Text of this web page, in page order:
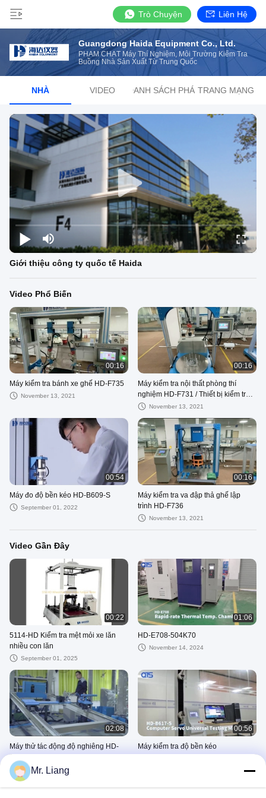
Trò Chuyện Liên Hệ
Guangdong Haida Equipment Co., Ltd.
PHẨM CHẤT Máy Thí Nghiệm, Môi Trường Kiểm Tra
Buồng Nhà Sản Xuất Từ ​​Trung Quốc
NHÀ VIDEO DANH SÁCH PHÁTTRANG MẠNG
Giới thiệu công ty quốc tế Haida
Video Phổ Biến
00:16
Máy kiểm tra bánh xe ghế HD-F735
November 13, 2021
00:16
Máy kiểm tra nội thất phòng thí
nghiệm HD-F731 / Thiết bị kiểm tra
xoay ghế văn phòng
November 13, 2021
00:54
Máy đo độ bền kéo HD-B609-S
September 01, 2022
00:16
Máy kiểm tra va đập thả ghế lập
trình HD-F736
November 13, 2021
Video Gần Đây
00:22
5114-HD Kiểm tra mệt mỏi xe lăn
nhiều con lăn
September 01, 2025
01:06
HD-E708-504K70
November 14, 2024
02:08
Máy thử tác động độ nghiêng HD-
A523-Box
October 18, 2024
00:56
Máy kiểm tra độ bền kéo
Mr. Liang